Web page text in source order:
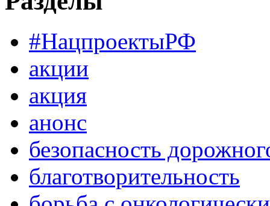
#НацпроектыРФ
акции
акция
анонс
безопасность
благотворительность